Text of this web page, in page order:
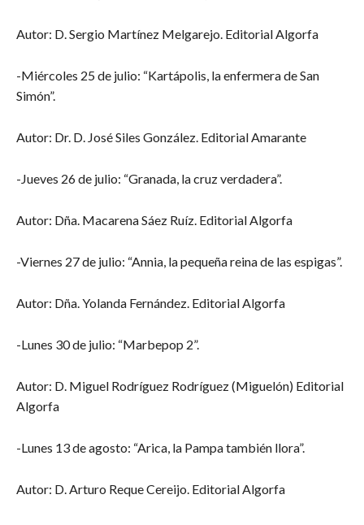
Autor: D. Sergio Martínez Melgarejo. Editorial Algorfa
-Miércoles 25 de julio: “Kartápolis, la enfermera de San
Simón”.
Autor: Dr. D. José Siles González. Editorial Amarante
-Jueves 26 de julio: “Granada, la cruz verdadera”.
Autor: Dña. Macarena Sáez Ruíz. Editorial Algorfa
-Viernes 27 de julio: “Annia, la pequeña reina de las espigas”.
Autor: Dña. Yolanda Fernández. Editorial Algorfa
-Lunes 30 de julio: “Marbepop 2”.
Autor: D. Miguel Rodríguez Rodríguez (Miguelón) Editorial
Algorfa
-Lunes 13 de agosto: “Arica, la Pampa también llora”.
Autor: D. Arturo Reque Cereijo. Editorial Algorfa